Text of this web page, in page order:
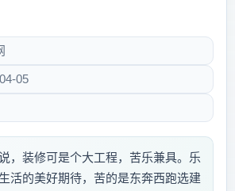
05
，装修可是个大工程，苦乐兼具。乐
活的美好期待，苦的是东奔西跑选建